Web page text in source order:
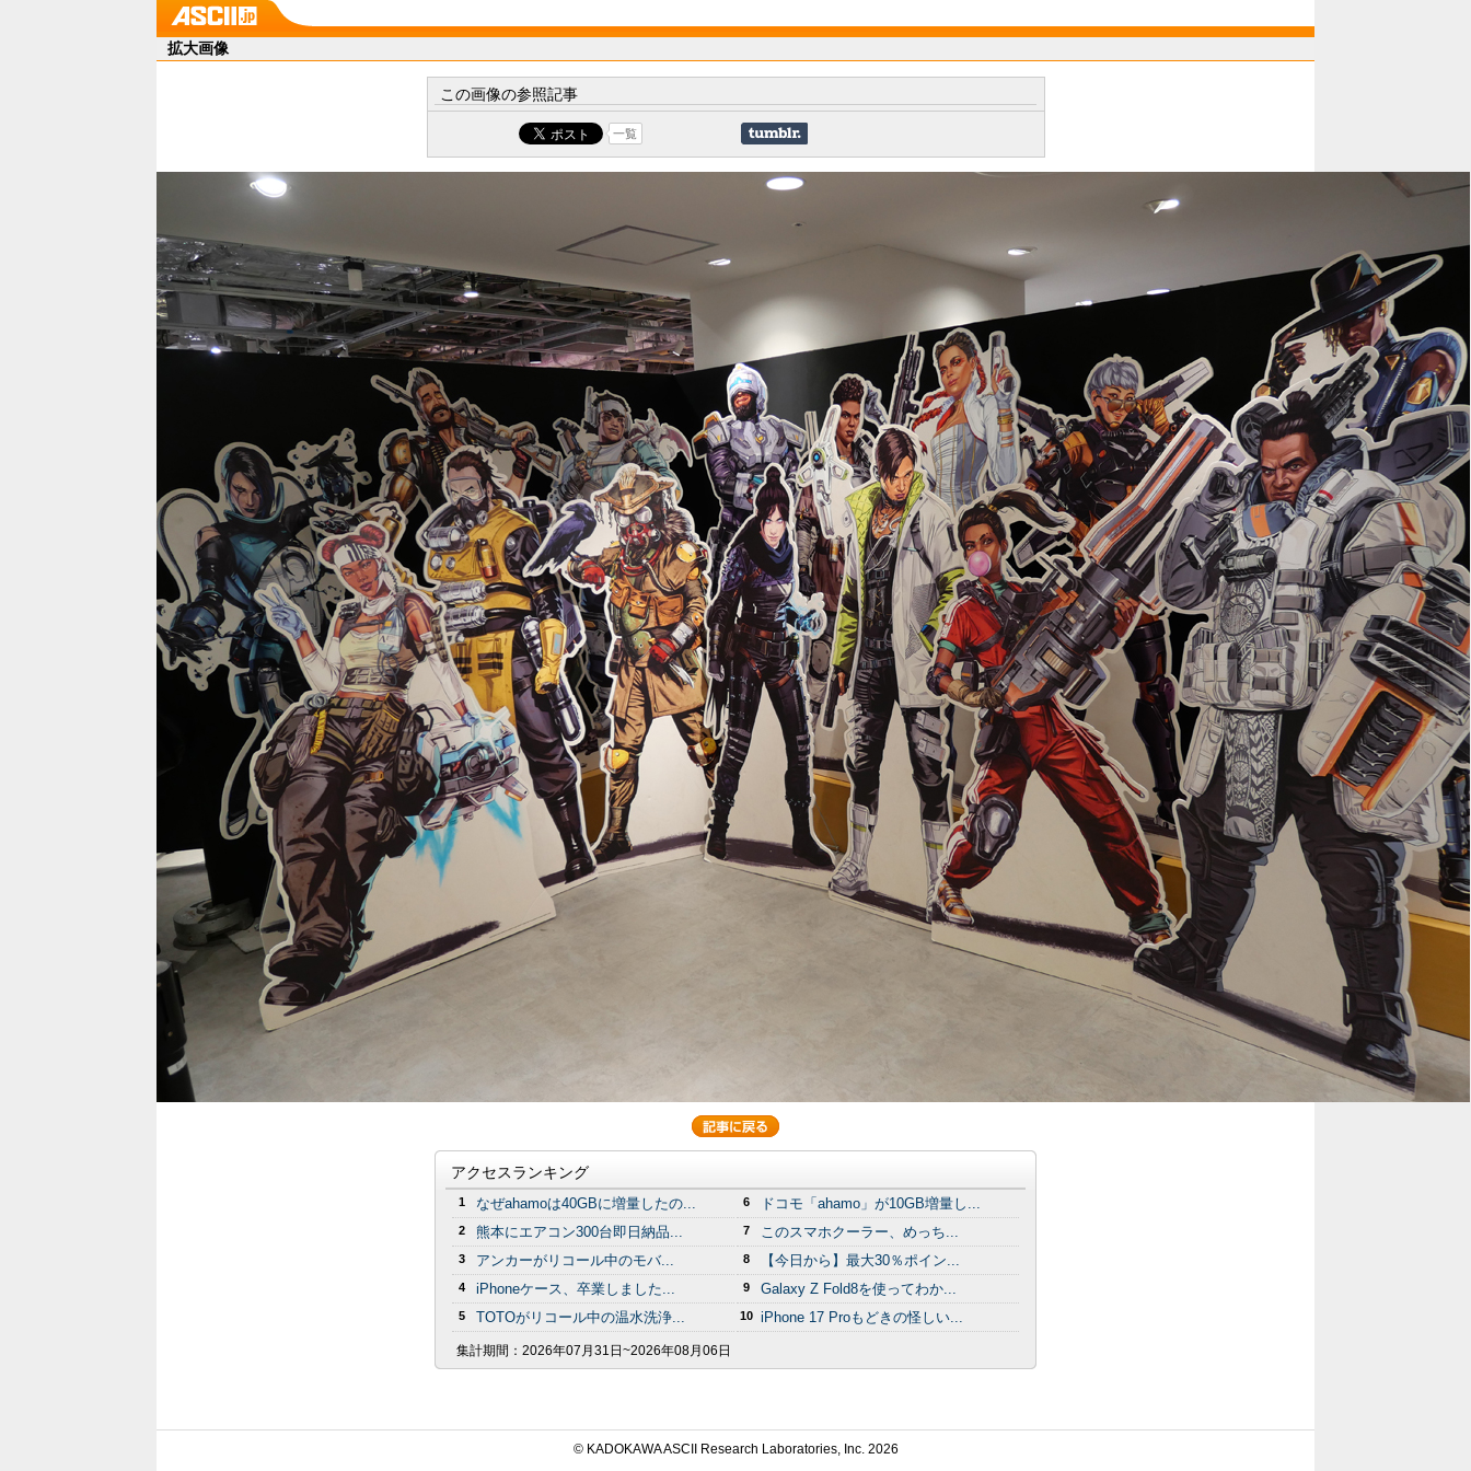
拡大画像
この画像の参照記事
一覧
アクセスランキング
1 なぜahamoは40GBに増量したの...
2 熊本にエアコン300台即日納品...
3 アンカーがリコール中のモバ...
4 iPhoneケース、卒業しました...
5 TOTOがリコール中の温水洗浄...
6 ドコモ「ahamo」が10GB増量し...
7 このスマホクーラー、めっち...
8 【今日から】最大30％ポイン...
9 Galaxy Z Fold8を使ってわか...
10 iPhone 17 Proもどきの怪しい...
集計期間： 2026年07月31日~2026年08月06日
© KADOKAWA ASCII Research Laboratories, Inc. 2026